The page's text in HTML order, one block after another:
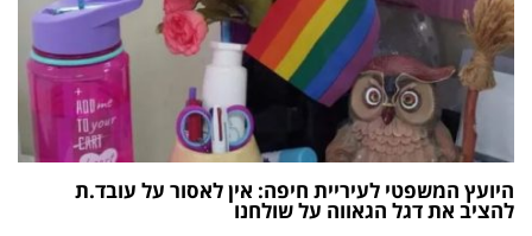
היועץ המשפטי לעיריית חיפה: אין לאסור על עובד.ת
להציב את דגל הגאווה על שולחנו